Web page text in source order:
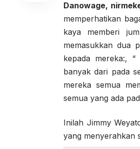
Danowage,
memperhatikan
kaya memberi
memasukkan dua
kepada mereka:,
banyak dari pada
mereka semua
semua yang ada
Inilah Jimmy
yang menyerahkan